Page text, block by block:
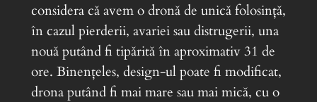
considera că avem o dronă de unică folosinţă,
în cazul pierderii, avariei sau distrugerii, una
nouă putând fi tipărită în aproximativ 31 de
ore. Binenţeles, design-ul poate fi modificat,
drona putând fi mai mare sau mai mică, cu o